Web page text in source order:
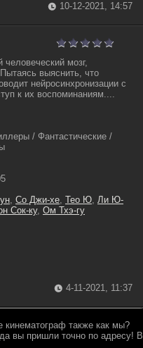
10-12-2021, 14:57
мозг,
выяснить, что
нейросинхронизации с
к их воспоминаниям....
/ Фантастические /
, Со Джи-хе, Тео Ю, Ли Ю-
Сок-ку, Ом Тхэ-гу
4-11-2021, 11:37
кинематограф также как мы?
вы пришли точно по адресу! В